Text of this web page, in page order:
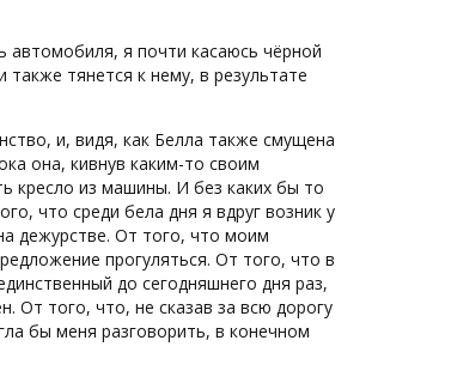
автомобиля, я почти касаюсь чёрной
тянется к нему, в результате
и, видя, как Белла также смущена
она, кивнув каким-то своим
кресло из машины. И без каких бы то
что среди бела дня я вдруг возник у
дежурстве. От того, что моим
прогуляться. От того, что в
до сегодняшнего дня раз,
От того, что, не сказав за всю дорогу
бы меня разговорить, в конечном